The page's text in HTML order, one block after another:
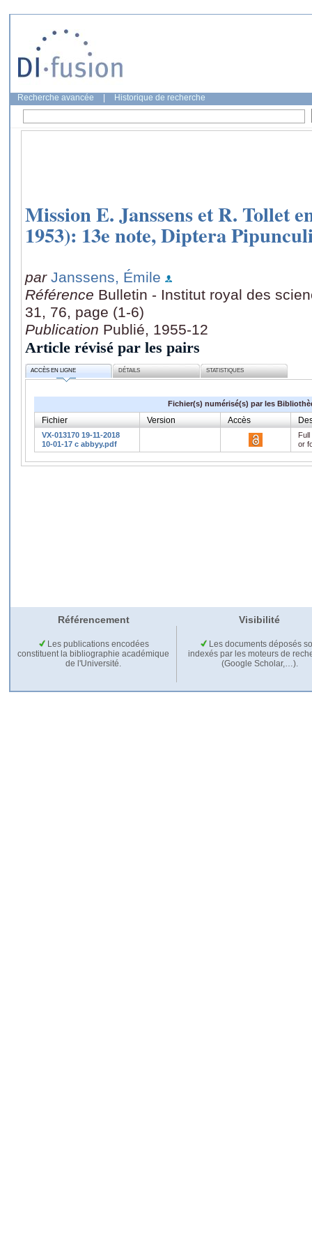
Recherche avancée Historique de recherche
Mission E. Janssens et R. Tollet
1953): 13e note, Diptera
par Janssens, Émile
Référence Bulletin - Institut royal des
31, 76, page (1-6)
Publication Publié, 1955-12
Article révisé par les pairs
ACCÈS EN LIGNE DÉTAILS STATISTIQUES
Fichier(s) numérisé(s) par les
Fichier Version Accès
VX-013170 19-11-2018
10-01-17 c abbyy.pdf
or
Référencement Visibilité
Les publications encodées
constituent la bibliographie académique
de l'Université.
Les documents déposés
indexés par les moteurs de
(Google Scholar,…).